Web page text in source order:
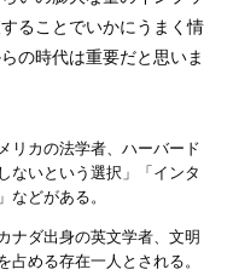
ることでいかにうまく情
の時代は重要だと思いま
カの法学者、ハーバード
ないという選択」「インタ
などがある。
ダ出身の英文学者、文明
占める存在一人とされる。